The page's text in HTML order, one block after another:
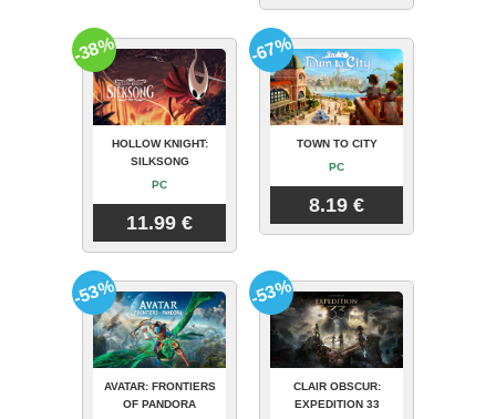
HOLLOW KNIGHT:
SILKSONG
PC
11.99 €
-38%
TOWN TO CITY
PC
8.19 €
-67%
AVATAR: FRONTIERS
OF PANDORA
-53%
CLAIR OBSCUR:
EXPEDITION 33
-53%